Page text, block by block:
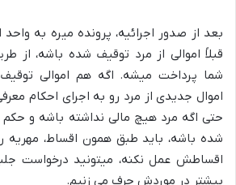
بعد از صدور اجرائیه، پرونده میره به واحد
قبلاً اموالی از مرد توقیف شده باشه، از
شما پرداخت میشه. اگه هم اموالی
اموال جدیدی از مرد رو به اجرای احکام
حتی اگه مرد هیچ مالی نداشته باشه و
شده باشه، باید طبق همون اقساط، مهریه
اقساطش عمل نکنه، میتونید درخواست
بیشتر در موردش حرف می زنیم.